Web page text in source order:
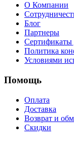
О Компании
Блог
Партнеры
Сертификаты
Политика
Условиями
Помощь
Оплата
Доставка
Возврат и
Скидки